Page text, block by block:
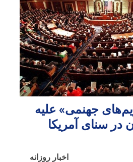
جهنمی» علیه
در سنای آمریکا
اخبار روزانه